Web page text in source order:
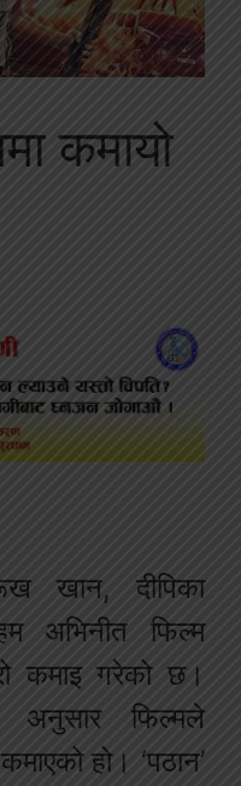
कमायो
खान, दीपिका
अभिनीत फिल्म
कमाइ गरेको छ।
अनुसार फिल्मले
हो। ‘पठान’